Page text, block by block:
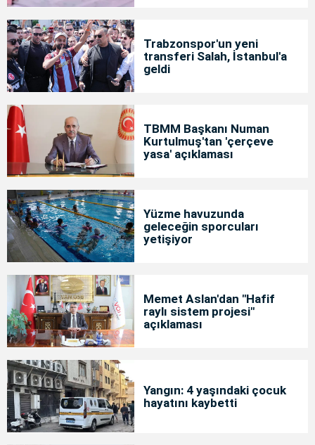
Trabzonspor'un yeni
transferi Salah, İstanbul'a
geldi
TBMM Başkanı Numan
Kurtulmuş'tan 'çerçeve
yasa' açıklaması
Yüzme havuzunda
geleceğin sporcuları
yetişiyor
Memet Aslan'dan "Hafif
raylı sistem projesi"
açıklaması
Yangın: 4 yaşındaki çocuk
hayatını kaybetti